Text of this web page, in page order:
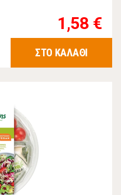
1,58 €
ΣΤΟ ΚΑΛΑΘΙ